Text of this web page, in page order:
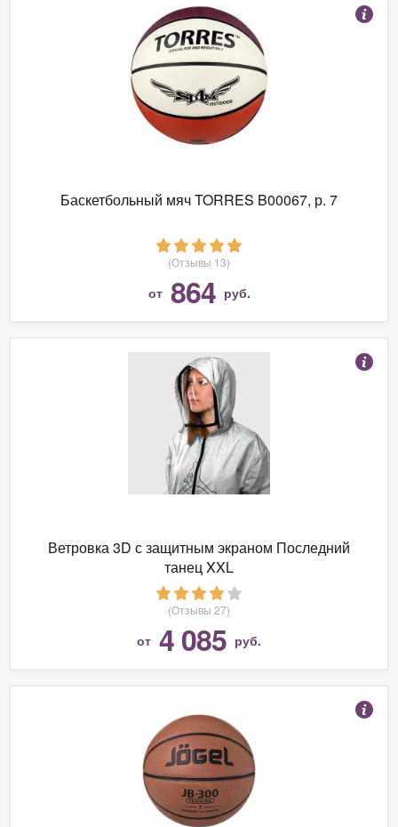
Баскетбольный мяч TORRES B00067, р. 7
(Отзывы 13)
от 864 руб.
Ветровка 3D с защитным экраном Последний
танец XXL
(Отзывы 27)
от 4 085 руб.